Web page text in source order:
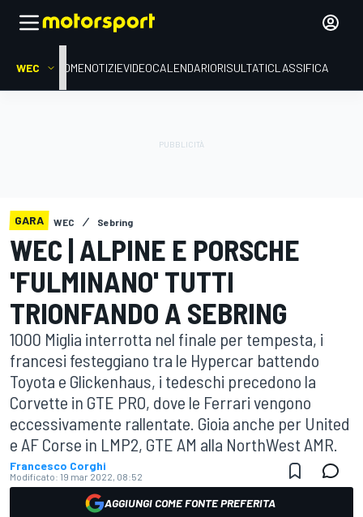
WEC HOMENOTIZIEVIDEOCALENDARIORISULTATICLASSIFICA
GARA WEC Sebring
WEC | ALPINE E PORSCHE
'FULMINANO' TUTTI
TRIONFANDO A SEBRING
1000 Miglia interrotta nel finale per tempesta, i
francesi festeggiano tra le Hypercar battendo
Toyota e Glickenhaus, i tedeschi precedono la
Corvette in GTE PRO, dove le Ferrari vengono
eccessivamente rallentate. Gioia anche per United
e AF Corse in LMP2, GTE AM alla NorthWest AMR.
Francesco Corghi
Modificato: 19 mar 2022, 08:52
AGGIUNGI COME FONTE PREFERITA